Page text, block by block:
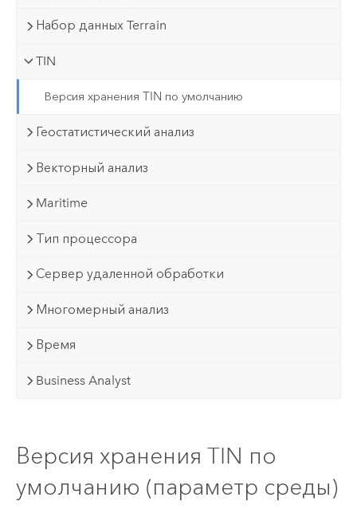
Набор данных Terrain
TIN
Версия хранения TIN по умолчанию
Геостатистический анализ
Векторный анализ
Maritime
Тип процессора
Сервер удаленной обработки
Многомерный анализ
Время
Business Analyst
Версия хранения TIN по
умолчанию (параметр среды)